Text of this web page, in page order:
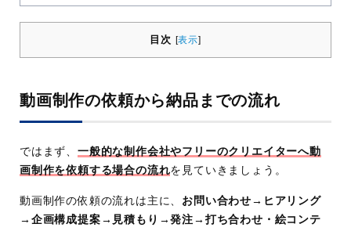
目次 [表示]
動画制作の依頼から納品までの流れ
ではまず、 一般的な制作会社やフリーのクリエイターへ動
画制作を依頼する場合の流れを見ていきましょう。
動画制作の依頼の流れは主に、 お問い合わせ→ヒアリング
→企画構成提案→見積もり→発注→打ち合わせ・絵コンテ